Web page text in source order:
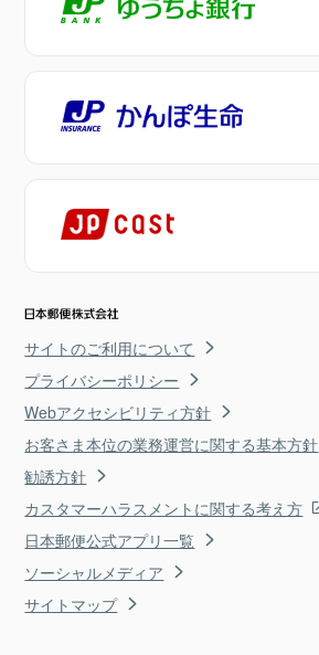
サイトのご利用について
プライバシーポリシー
Webアクセシビリティ方針
お客さま本位の業務運営に関する基本方針
勧誘方針
カスタマーハラスメントに関する考え方
日本郵便公式アプリ一覧
ソーシャルメディア
サイトマップ